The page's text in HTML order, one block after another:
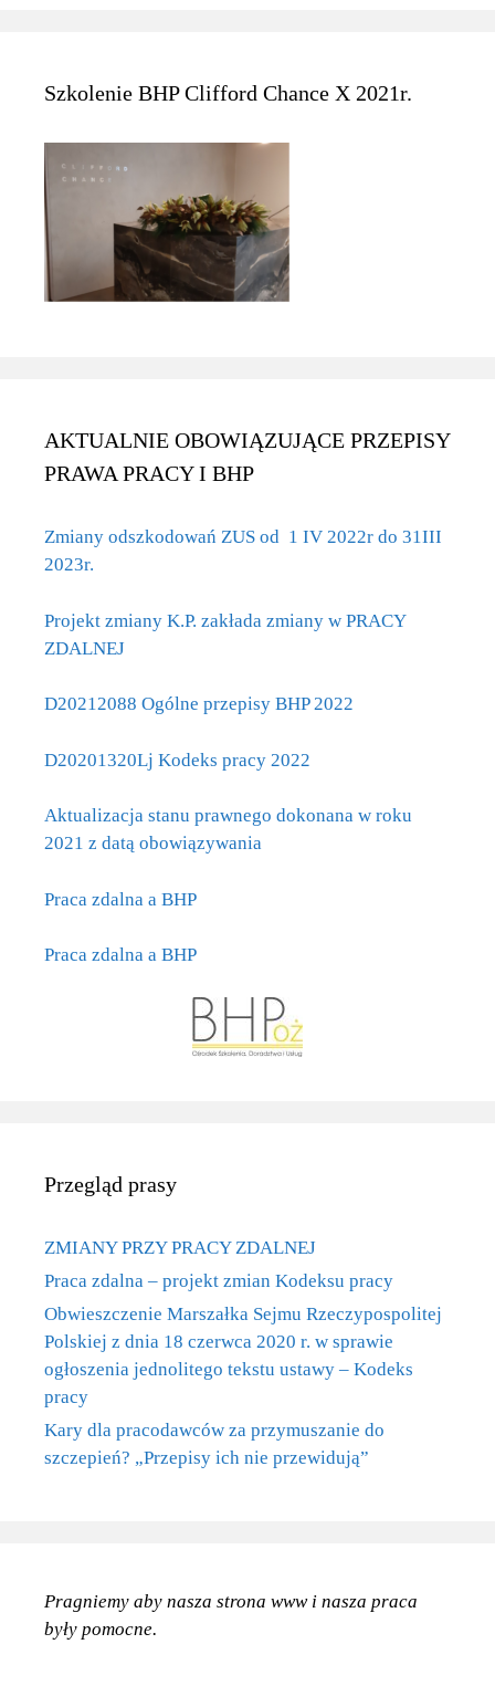
Szkolenie BHP Clifford Chance X 2021r.
AKTUALNIE OBOWIĄZUJĄCE PRZEPISY
PRAWA PRACY I BHP
Zmiany odszkodowań ZUS od 1 IV 2022r do 31III
2023r.
Projekt zmiany K.P. zakłada zmiany w PRACY
ZDALNEJ
D20212088 Ogólne przepisy BHP 2022
D20201320Lj Kodeks pracy 2022
Aktualizacja stanu prawnego dokonana w roku
2021 z datą obowiązywania
Praca zdalna a BHP
Praca zdalna a BHP
Przegląd prasy
ZMIANY PRZY PRACY ZDALNEJ
Praca zdalna – projekt zmian Kodeksu pracy
Obwieszczenie Marszałka Sejmu Rzeczypospolitej
Polskiej z dnia 18 czerwca 2020 r. w sprawie
ogłoszenia jednolitego tekstu ustawy – Kodeks
pracy
Kary dla pracodawców za przymuszanie do
szczepień? „Przepisy ich nie przewidują”
Pragniemy aby nasza strona www i nasza praca
były pomocne.